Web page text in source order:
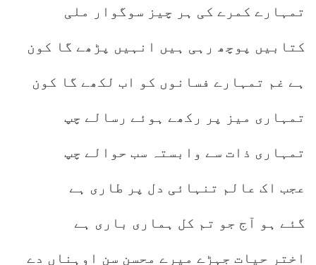
تمہارے کمرے کی ہر چیز سوگوار ملی
کتابیں پوچھ رہی ہیں انہیں پڑھے گا کون
ہے غم تمہارے فسانوں کو اب لکھے گا کون
تمہاری میز پر رکھے ہوئے رسالے چپ
تمہاری ذات سے وابستہ سب حوالے چپ
عجب اک عالم تنہائی دل پر طاری ہے
گئے ہو آج جو تم کل ہماری باری ہے
اختر حیات جہڑے میرے محسن سن اوہناں دے